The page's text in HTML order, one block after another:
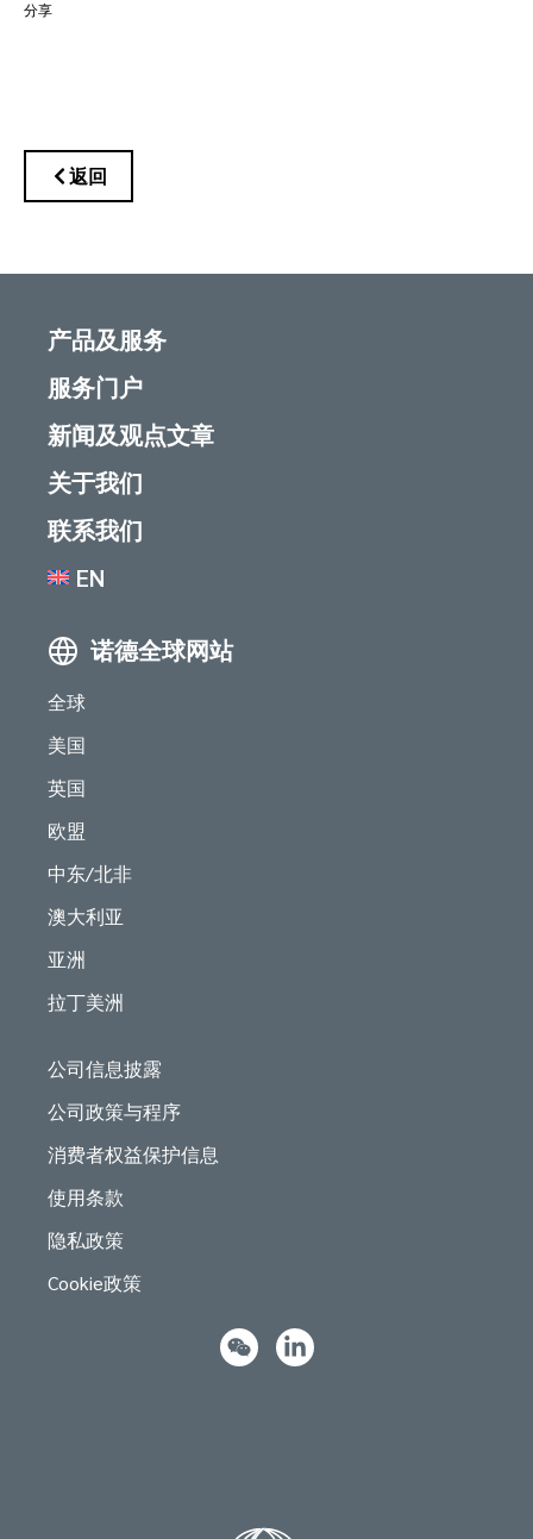
分享
返回
产品及服务
服务门户
新闻及观点文章
关于我们
联系我们
EN
诺德全球网站
全球
美国
英国
欧盟
中东/北非
澳大利亚
亚洲
拉丁美洲
公司信息披露
公司政策与程序
消费者权益保护信息
使用条款
隐私政策
Cookie政策